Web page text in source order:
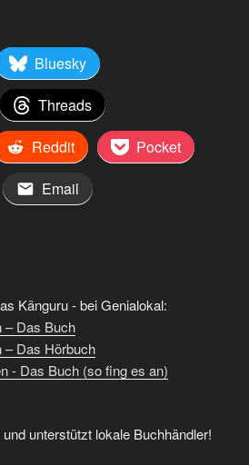
Bluesky
Threads
Reddit
Pocket
Email
Känguru - bei Genialokal:
– Das Buch
– Das Hörbuch
- Das Buch (so fing es an)
unterstützt lokale Buchhändler!